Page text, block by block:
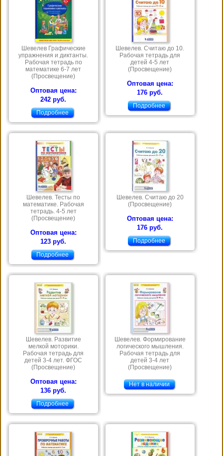
Шевелев Графические
упражнения и диктанты.
Рабочая тетрадь по
математике 6-7 лет
(Просвещение)
Оптовая цена:
242 руб.
Подробнее
Шевелев. Считаю до 10.
Рабочая тетрадь для
детей 4-5 лет
(Просвещение)
Оптовая цена:
176 руб.
Подробнее
Шевелев. Тесты по
математике. Рабочая
тетрадь. 4-5 лет
(Просвещение)
Оптовая цена:
123 руб.
Подробнее
Шевелев. Считаю до 20
(Просвещение)
Оптовая цена:
176 руб.
Подробнее
Шевелев. Развитие
мелкой моторики.
Рабочая тетрадь для
детей 3-4 лет. ФГОС
(Просвещение)
Оптовая цена:
136 руб.
Подробнее
Шевелев. Формирование
логического мышления.
Рабочая тетрадь для
детей 3-4 лет
(Просвещение)
Нет в наличии